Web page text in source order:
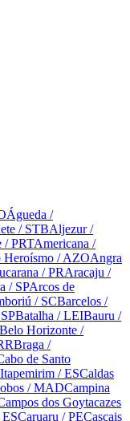
Águeda /
/ STBAljezur/
/ PRTAmericana /
Heroísmo / AZOAngra
/ PRAracaju /
/ SPArcos de
/ SCBarcelos /
Batalha / LEIBauru /
Belo Horizonte /
Braga /
de Santo
/ ESCaldas
/ MADCampina
dos Goytacazes
ESCaruaru / PECascais